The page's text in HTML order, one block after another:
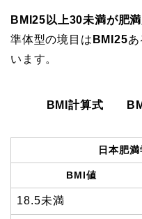
BMI25以上30未満が肥
準体型の境目は BMI25
います。
BMI計算式
日本肥
BMI値
18.5未満